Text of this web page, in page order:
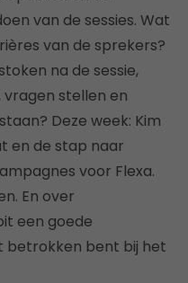
van de sessies. Wat
van de sprekers?
na de sessie,
stellen en
Deze week: Kim
en de stap naar
voor Flexa.
En over
een goede
betrokken bent bij het